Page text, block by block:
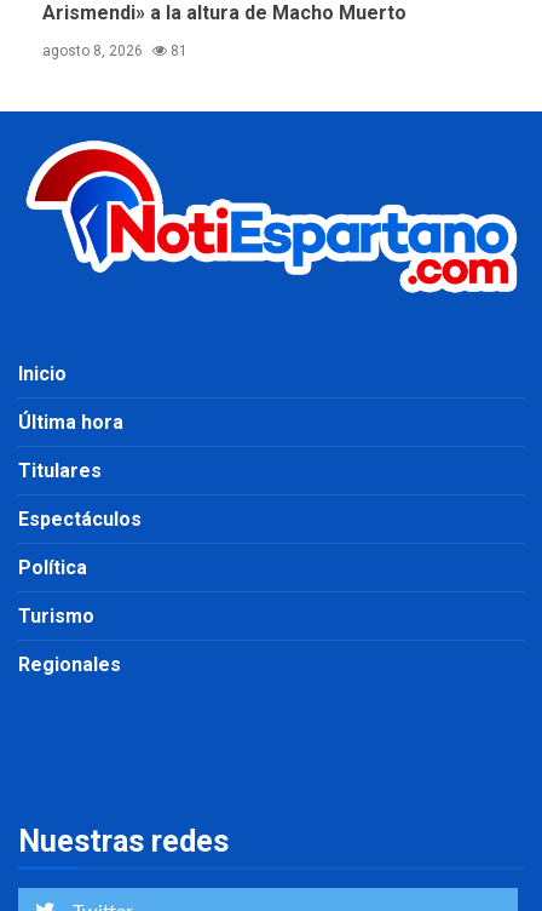
Arismendi» a la altura de Macho Muerto
agosto 8, 2026 81
Inicio
Última hora
Titulares
Espectáculos
Política
Turismo
Regionales
Nuestras redes